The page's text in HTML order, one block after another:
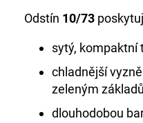
Odstín 10/73
sytý, kompaktní
chladnější
zeleným
dlouhodobou